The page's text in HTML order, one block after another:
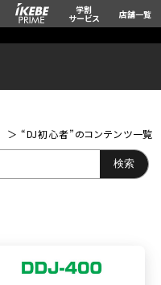
学割
サービス 店舗一覧
“DJ初心者”のコンテンツ一覧